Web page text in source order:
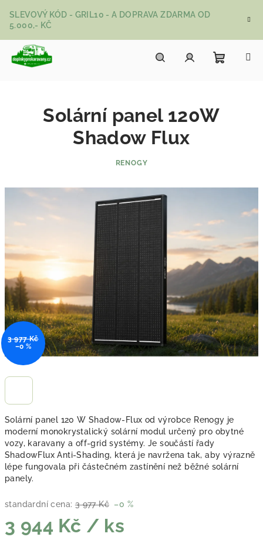
SLEVOVÝ KÓD - GRIL10 - A DOPRAVA ZDARMA OD
5.000,- KČ
Solární panel 120 W Shadow-Flux od výrobce Renogy je
moderní monokrystalický solární modul určený pro obytné
vozy, karavany a off-grid systémy. Je součástí řady
ShadowFlux Anti-Shading, která je navržena tak, aby výrazně
lépe fungovala při částečném zastínění než běžné solární
panely.
standardní cena: 3 977 Kč –0 %
3 944 Kč / ks
Solární panel 120W
Shadow Flux
RENOGY
3 977 Kč
–0 %